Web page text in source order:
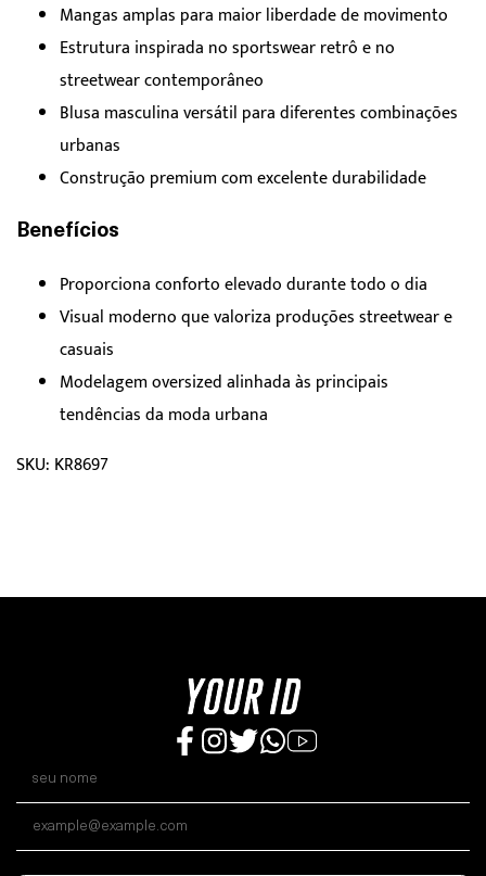
Mangas amplas para maior liberdade de movimento
Estrutura inspirada no sportswear retrô e no
streetwear contemporâneo
Blusa masculina versátil para diferentes combinações
urbanas
Construção premium com excelente durabilidade
Benefícios
Proporciona conforto elevado durante todo o dia
Visual moderno que valoriza produções streetwear e
casuais
Modelagem oversized alinhada às principais
tendências da moda urbana
SKU: KR8697